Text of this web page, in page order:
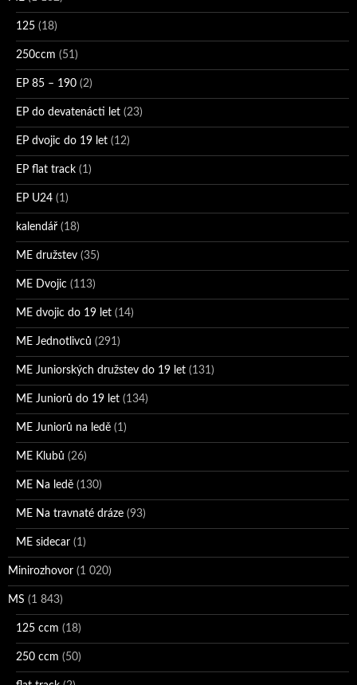
125 (18)
250ccm (51)
EP 85 – 190 (2)
EP do devatenácti let (23)
EP dvojic do 19 let (12)
EP flat track (1)
EP U24 (1)
kalendář (18)
ME družstev (35)
ME Dvojic (113)
ME dvojic do 19 let (14)
ME Jednotlivců (291)
ME Juniorských družstev do 19 let (131)
ME Juniorů do 19 let (134)
ME Juniorů na ledě (1)
ME Klubů (26)
ME Na ledě (130)
ME Na travnaté dráze (93)
ME sidecar (1)
Minirozhovor (1 020)
MS (1 843)
125 ccm (18)
250 ccm (50)